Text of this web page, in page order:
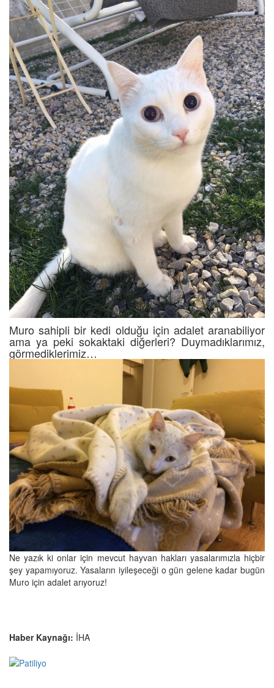
Muro sahipli bir kedi olduğu için adalet aranabiliyor
ama ya peki sokaktaki diğerleri? Duymadıklarımız,
görmediklerimiz…
Ne yazık ki onlar için mevcut hayvan hakları yasalarımızla hiçbir
şey yapamıyoruz. Yasaların iyileşeceği o gün gelene kadar bugün
Muro için adalet arıyoruz!
Haber Kaynağı: İHA